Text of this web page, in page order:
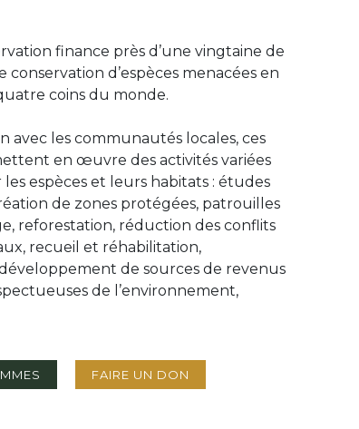
finance près d’une vingtaine de
conservation d’espèces menacées en
coins du monde.
avec les communautés locales, ces
en œuvre des activités variées
espèces et leurs habitats : études
de zones protégées, patrouilles
reforestation, réduction des conflits
recueil et réhabilitation,
de sources de revenus
de l’environnement,
Bouton 2
FAIRE UN DON